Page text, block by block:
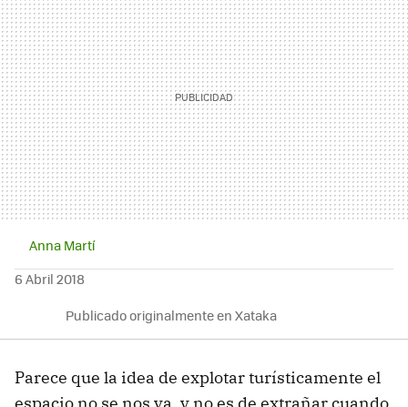
Anna Martí
6 Abril 2018
Publicado originalmente en Xataka
Parece que la idea de explotar turísticamente el
espacio no se nos va, y no es de extrañar cuando